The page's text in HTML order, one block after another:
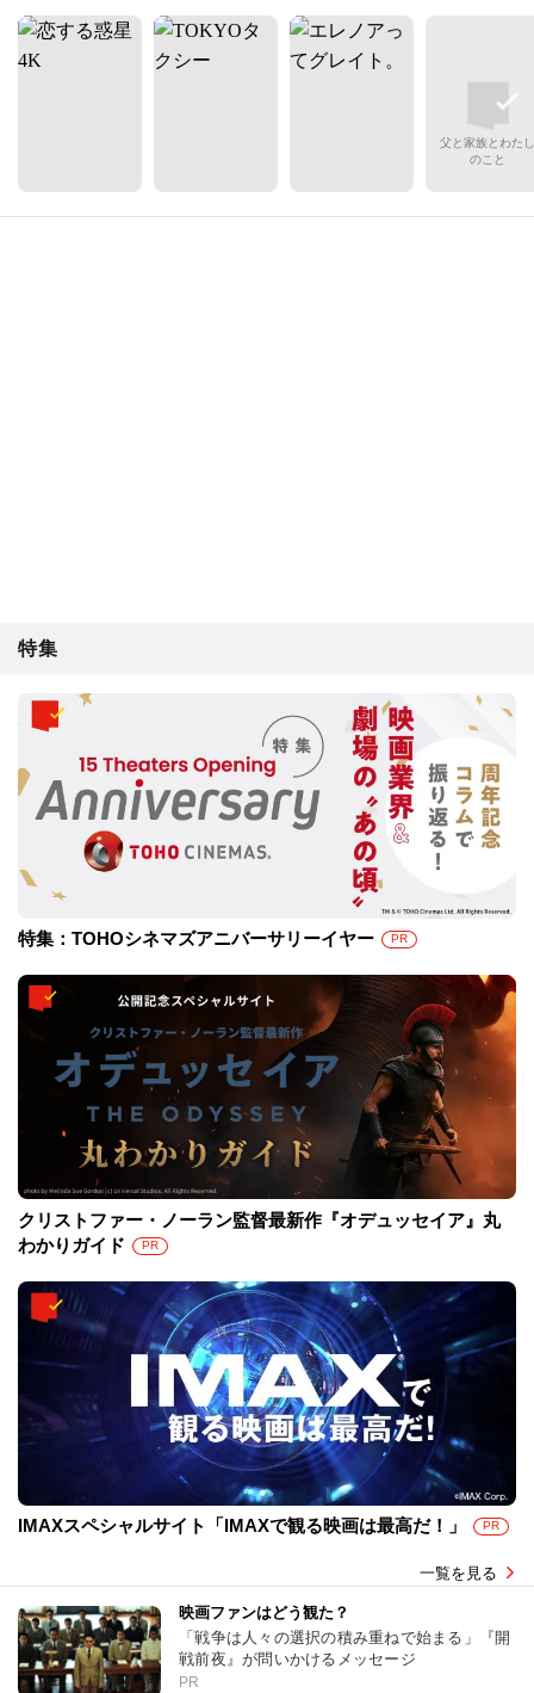
父と家族とわたし
のこと
特集
特集：TOHOシネマズアニバーサリーイヤー PR
クリストファー・ノーラン監督最新作『オデュッセイア』丸
わかりガイド
PR
IMAXスペシャルサイト「IMAXで観る映画は最高だ！」 PR
一覧を見る
映画ファンはどう観た？
「戦争は人々の選択の積み重ねで始まる」『開
戦前夜』が問いかけるメッセージ
PR